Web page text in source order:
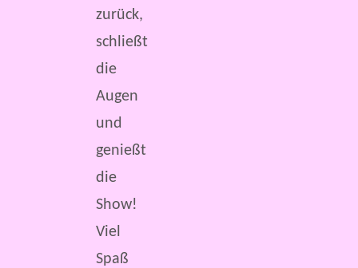
zurück,
schließt
die
Augen
und
genießt
die
Show!
Viel
Spaß